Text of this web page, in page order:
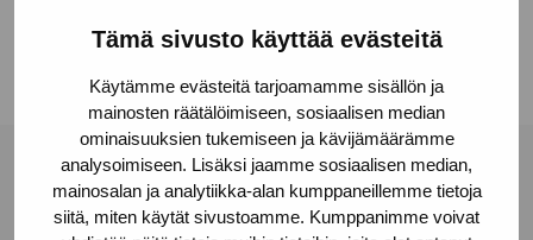
Tämä sivusto käyttää evästeitä
Käytämme evästeitä tarjoamamme sisällön ja
mainosten räätälöimiseen, sosiaalisen median
ominaisuuksien tukemiseen ja kävijämäärämme
analysoimiseen. Lisäksi jaamme sosiaalisen median,
mainosalan ja analytiikka-alan kumppaneillemme tietoja
siitä, miten käytät sivustoamme. Kumppanimme voivat
Linkedin
Pro Artibus Foundation